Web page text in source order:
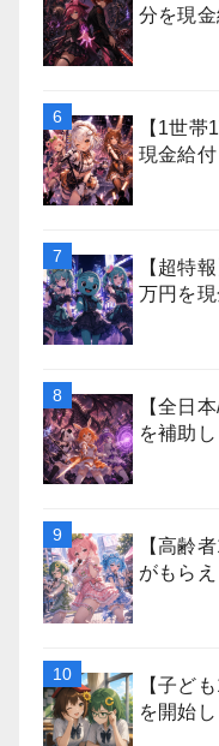
分を現
【1世
現金給
【超特
万円を現
【全日
を補助し
【高齢
がもら
【子ど
を開始し